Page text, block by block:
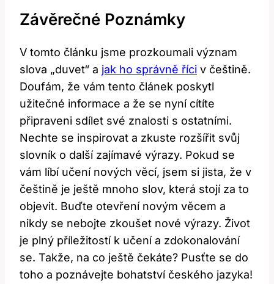
Závěrečné Poznámky
V tomto článku jsme prozkoumali význam
slova „duvet“ a jak ho správně říci v češtině.
Doufám, že vám tento článek poskytl
užitečné informace a že se nyní cítíte
připraveni sdílet své znalosti s ostatními.
Nechte se inspirovat a zkuste rozšířit svůj
slovník o další zajímavé výrazy. Pokud se
vám líbí učení nových věcí, jsem si jista, že v
češtině je ještě mnoho slov, která stojí za to
objevit. Buďte otevření novým věcem a
nikdy se nebojte zkoušet nové výrazy. Život
je plný příležitostí k učení a zdokonalování
se. Takže, na co ještě čekáte? Pusťte se do
toho a poznávejte bohatství českého jazyka!